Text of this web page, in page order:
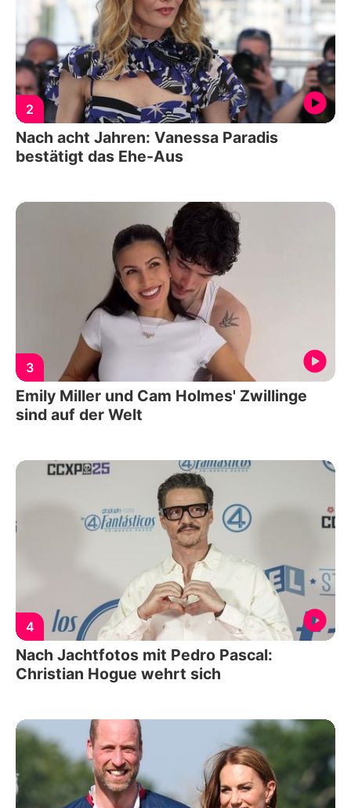
2
Nach acht Jahren: Vanessa Paradis
bestätigt das Ehe-Aus
3
Emily Miller und Cam Holmes' Zwillinge
sind auf der Welt
4
Nach Jachtfotos mit Pedro Pascal:
Christian Hogue wehrt sich